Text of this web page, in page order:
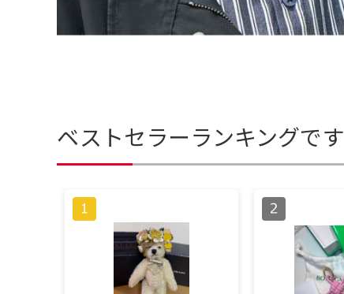
ベストセラーランキングです